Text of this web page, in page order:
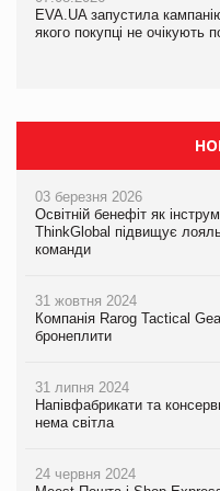
EVA.UA запустила
якого покупці не очікують
EVA.UA запустила
якого покупці не очікують
03 березня 2026
Освітній бенефіт як
ThinkGlobal підвищує
команди
31 жовтня 2024
Компанія Rarog Tactical
бронеплити
31 липня 2024
Напівфабрикати та
нема світла
24 червня 2024